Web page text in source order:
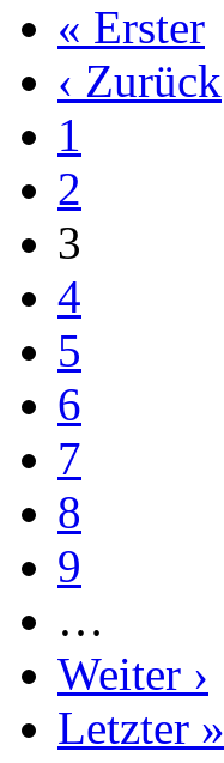
« Erster
‹ Zurück
1
2
3
4
5
6
7
8
9
…
Weiter ›
Letzter »